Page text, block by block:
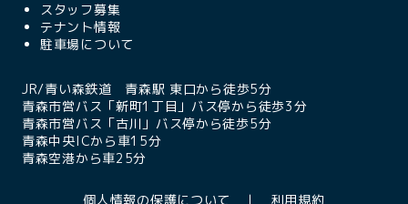
スタッフ募集
テナント情報
駐車場について
JR/青い森鉄道 青森駅 東口から徒歩5分
青森市営バス「新町1丁目」バス停から徒歩3分
青森市営バス「古川」バス停から徒歩5分
青森中央ICから車15分
青森空港から車25分
個人情報の保護について 利用規約